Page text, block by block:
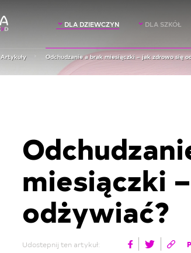
DLA DZIEWCZYN DLA SZKÓŁ
Artykuły Odchudzanie a brak miesiączki – jak zdrowo się
miesiączki
odżywiać?
Udostepnij ten artykuł: